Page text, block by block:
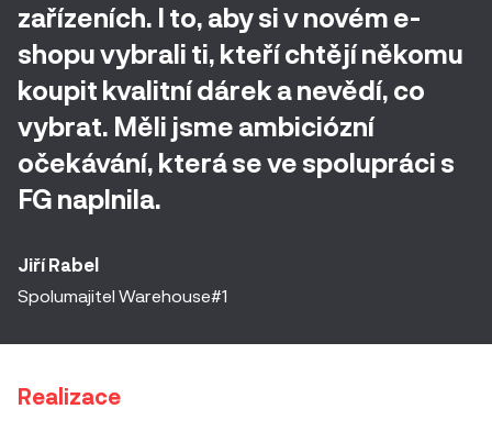
zařízeních. I to, aby si v novém e-
shopu vybrali ti, kteří chtějí někomu
koupit kvalitní dárek a nevědí, co
vybrat. Měli jsme ambiciózní
očekávání, která se ve spolupráci s
FG naplnila.
Jiří Rabel
Spolumajitel Warehouse#1
Realizace